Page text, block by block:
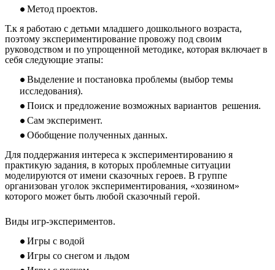
Метод проектов.
Т.к я работаю с детьми младшего дошкольного возраста,
поэтому экспериментирование провожу под своим
руководством и по упрощенной методике, которая включает в
себя следующие этапы:
Выделение и постановка проблемы (выбор темы
исследования).
Поиск и предложение возможных вариантов решения.
Сам эксперимент.
Обобщение полученных данных.
Для поддержания интереса к экспериментированию я
практикую задания, в которых проблемные ситуации
моделируются от имени сказочных героев. В группе
организован уголок экспериментирования, «хозяином»
которого может быть любой сказочный герой.
Виды игр-экспериментов.
Игры с водой
Игры со снегом и льдом